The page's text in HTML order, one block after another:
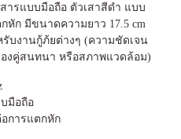
ารแบบมือถือ ตัวเสาสีดำ แบบ
หัก มีขนาดความยาว 17.5 cm
รับงานกู้ภ้ยต่างๆ (ความชัดเจน
งคู่สนทนา หรือสภาพแวดล้อม)
มือถือ
การแตกหัก